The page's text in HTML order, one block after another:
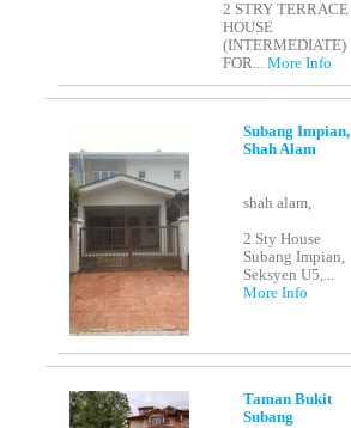
2 STRY TERRACE
HOUSE
(INTERMEDIATE)
FOR...More Info
Subang Impian,
Shah Alam
shah alam,
2 Sty House
Subang Impian,
Seksyen U5,...
More Info
Taman Bukit
Subang